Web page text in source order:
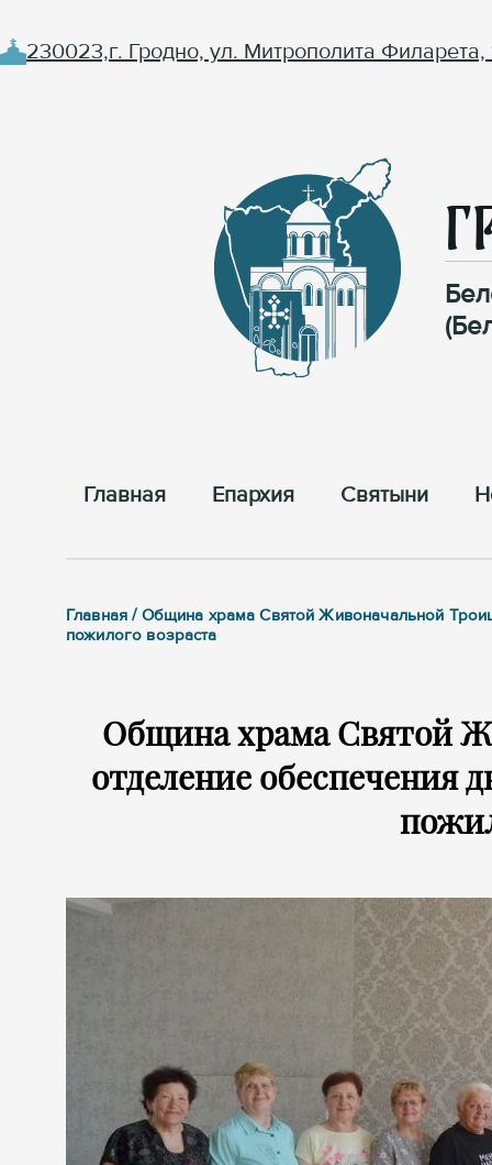
230023,г. Гродно, ул. Митрополита Филарета,
Главная Епархия Cвятыни
Главная / Община храма Святой Живоначальной
пожилого возраста
Община храма Святой
отделение обеспечения